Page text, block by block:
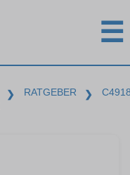
☰
❯ RATGEBER ❯